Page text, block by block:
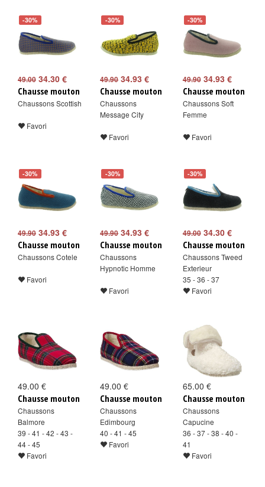
-30%
49.00 34.30 €
Chausse mouton
Chaussons Scottish
Favori
-30%
49.9034.93 €
Chausse mouton
Chaussons
Message City
Favori
-30%
49.9034.93 €
Chausse mouton
Chaussons Soft
Femme
Favori
-30%
49.90 34.93 €
Chausse mouton
Chaussons Cotele
Favori
-30%
49.9034.93 €
Chausse mouton
Chaussons
Hypnotic Homme
Favori
-30%
49.0034.30 €
Chausse mouton
Chaussons Tweed
Exterieur
35 - 36 - 37
Favori
49.00 €
Chausse mouton
Chaussons
Balmore
39 - 41 - 42 - 43 -
44 - 45
Favori
49.00 €
Chausse mouton
Chaussons
Edimbourg
40 - 41 - 45
Favori
65.00 €
Chausse mouton
Chaussons
Capucine
36 - 37 - 38 - 40 -
41
Favori